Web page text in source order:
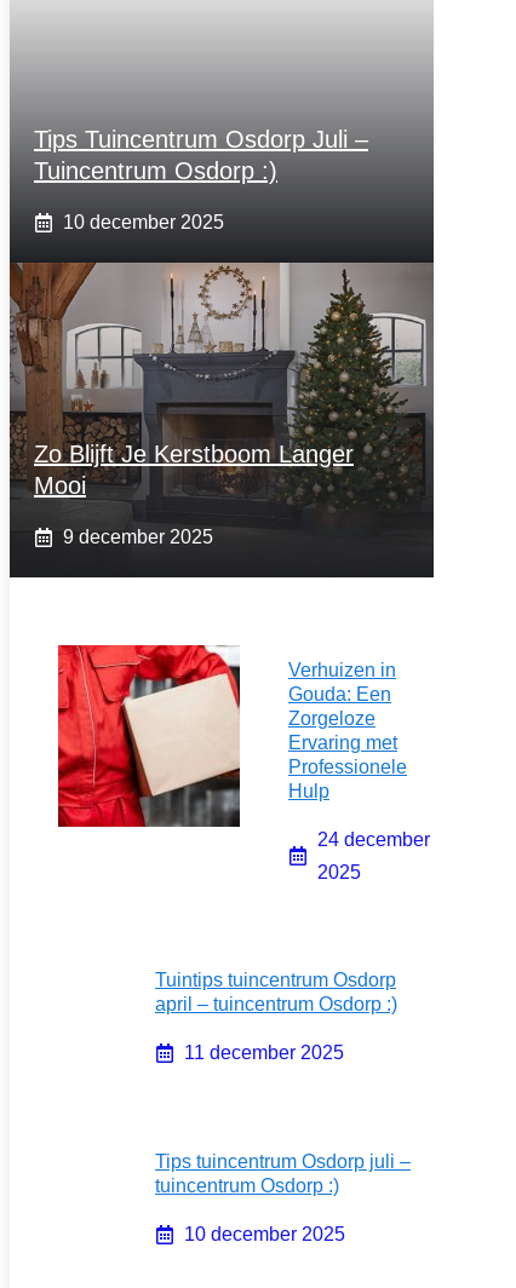
Tips Tuincentrum Osdorp Juli –
Tuincentrum Osdorp :)
10 december 2025
Zo Blijft Je Kerstboom Langer
Mooi
9 december 2025
Verhuizen in
Gouda: Een
Zorgeloze
Ervaring met
Professionele
Hulp
24 december
2025
Tuintips tuincentrum Osdorp
april – tuincentrum Osdorp :)
11 december 2025
Tips tuincentrum Osdorp juli –
tuincentrum Osdorp :)
10 december 2025